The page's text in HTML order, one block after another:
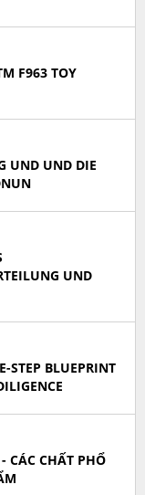
F963 TOY
UND UND DIE
UND
STEP BLUEPRINT
CÁC CHẤT PHỔ